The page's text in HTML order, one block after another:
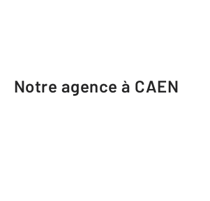
Notre agence à CAEN